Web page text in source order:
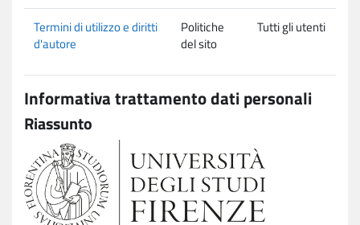
Termini di utilizzo e diritti
d'autore
Politiche
del sito
Tutti gli utenti
Informativa trattamento dati personali
Riassunto